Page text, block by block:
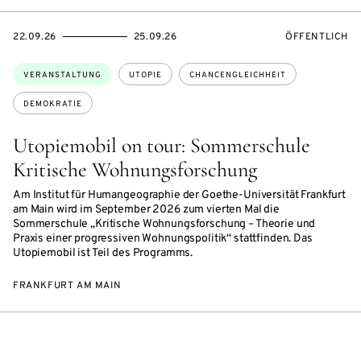
Utopiemobil on tour: Sommerschule
Kritische Wohnungsforschung
Am Institut für Humangeographie der Goethe-Universität Frankfurt
am Main wird im September 2026 zum vierten Mal die
Sommerschule „Kritische Wohnungsforschung – Theorie und
Praxis einer progressiven Wohnungspolitik“ stattfinden. Das
Utopiemobil ist Teil des Programms.
Themen:
VERANSTALTUNG UTOPIE CHANCENGLEICHHEIT
DEMOKRATIE
EVENTBEGINSON
22.09.26
EVENTENDSON 25.09.26 ÖFFENTLICH
FRANKFURT AM MAIN